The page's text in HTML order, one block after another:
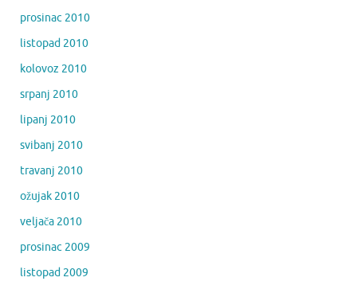
prosinac 2010
listopad 2010
kolovoz 2010
srpanj 2010
lipanj 2010
svibanj 2010
travanj 2010
ožujak 2010
veljača 2010
prosinac 2009
listopad 2009